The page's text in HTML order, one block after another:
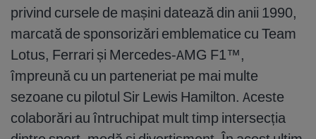
privind cursele de mașini datează din anii 1990,
marcată de sponsorizări emblematice cu Team
Lotus, Ferrari și Mercedes-AMG F1™,
împreună cu un parteneriat pe mai multe
sezoane cu pilotul Sir Lewis Hamilton. Aceste
colaborări au întruchipat mult timp intersecția